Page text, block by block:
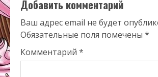
Добавить комментарий
Ваш адрес email не будет
Обязательные поля помечены *
Комментарий *